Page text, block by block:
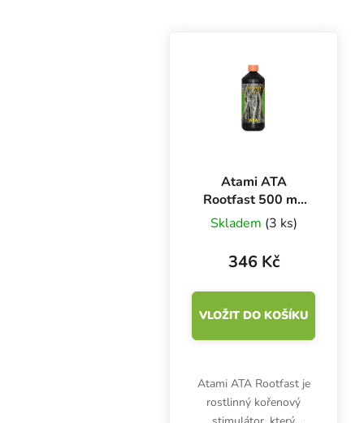
Atami ATA
Rootfast 500 ml,
kořenový
stimulátor
Skladem (3 ks)
346 Kč
VLOŽIT DO KOŠÍKU
Atami ATA Rootfast je
rostlinný kořenový